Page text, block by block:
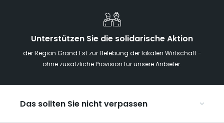
Unterstützen Sie die solidarische Aktion
der Region Grand Est zur Belebung der lokalen Wirtschaft -
ohne zusätzliche Provision für unsere Anbieter.
Das sollten Sie nicht verpassen